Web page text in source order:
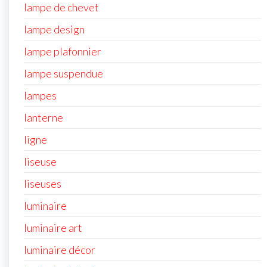
lampe de chevet
lampe design
lampe plafonnier
lampe suspendue
lampes
lanterne
ligne
liseuse
liseuses
luminaire
luminaire art
luminaire décor